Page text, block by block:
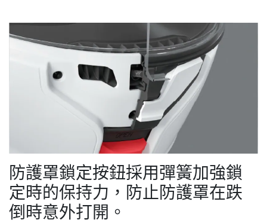
防護罩鎖定按鈕採用彈簧加強鎖
定時的保持力，防止防護罩在跌
倒時意外打開。